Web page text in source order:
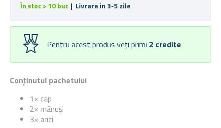
Conținutul pachetului
1× cap
2× mănuși
3× arici
În stoc > 10 buc | Livrare in 3-5 zile
Pentru acest produs veți primi 2 credite